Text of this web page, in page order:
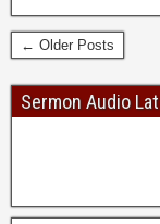
← Older Posts
Sermon Audio